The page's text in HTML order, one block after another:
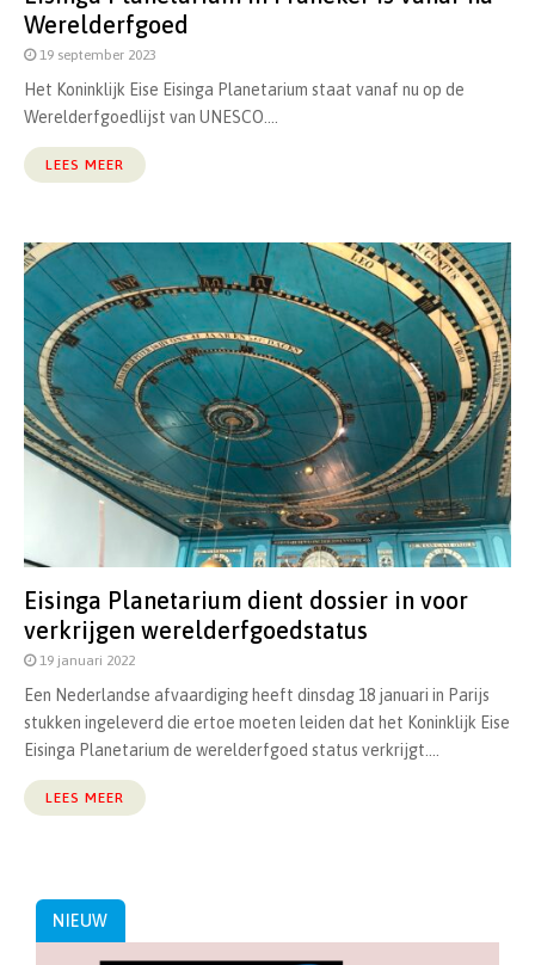
Werelderfgoed
19 september 2023
Het Koninklijk Eise Eisinga Planetarium staat vanaf nu op de
Werelderfgoedlijst van UNESCO....
LEES MEER
Eisinga Planetarium dient dossier in voor
verkrijgen werelderfgoedstatus
19 januari 2022
Een Nederlandse afvaardiging heeft dinsdag 18 januari in Parijs
stukken ingeleverd die ertoe moeten leiden dat het Koninklijk Eise
Eisinga Planetarium de werelderfgoed status verkrijgt....
LEES MEER
NIEUW